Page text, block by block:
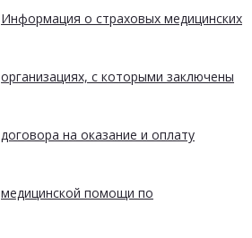
Информация о страховых медицинских
организациях, с которыми заключены
договора на оказание и оплату
медицинской помощи по